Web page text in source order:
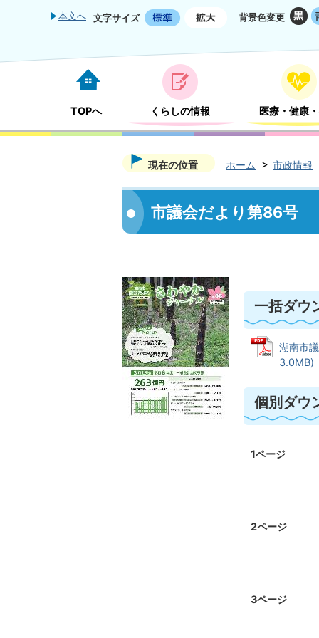
本文へ 文字サイズ 背景色変更
TOPへ くらしの情報 医療・健康
現在の位置 ホーム 市政情報
市議会だより第86号
一括ダウ
湖南市
3.0MB)
個別ダウ
1ページ
2ページ
3ページ